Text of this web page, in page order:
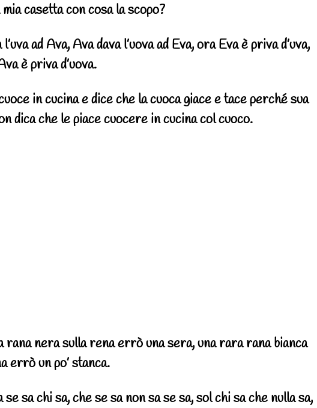
mia casetta con cosa la scopo?
l’uva ad Ava, Ava dava l’uova ad Eva, ora Eva è priva d’uva,
è priva d’uova.
in cucina e dice che la cuoca giace e tace perché sua
dica che le piace cuocere in cucina col cuoco.
rana nera sulla rena errò una sera, una rara rana bianca
errò un po’ stanca.
se sa chi sa, che se sa non sa se sa, sol chi sa che nulla sa,